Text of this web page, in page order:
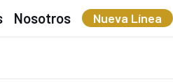
Nosotros Nueva Línea